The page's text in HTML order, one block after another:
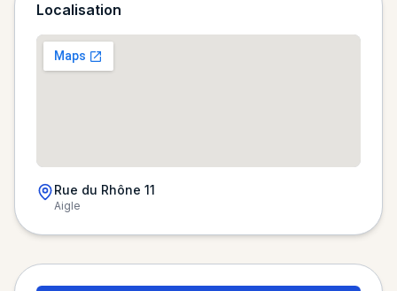
Localisation
Chargement de la carte…
Rue du Rhône 11
Aigle